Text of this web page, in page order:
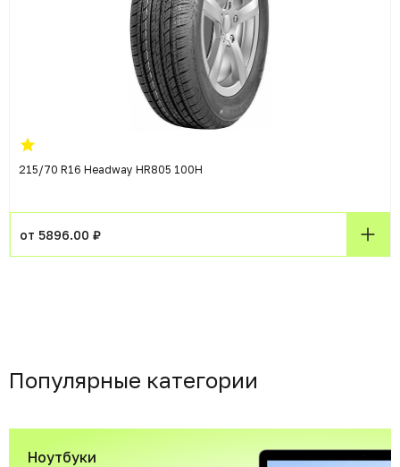
215/70 R16 Headway HR805 100H
от 5896.00 ₽
Популярные категории
Ноутбуки